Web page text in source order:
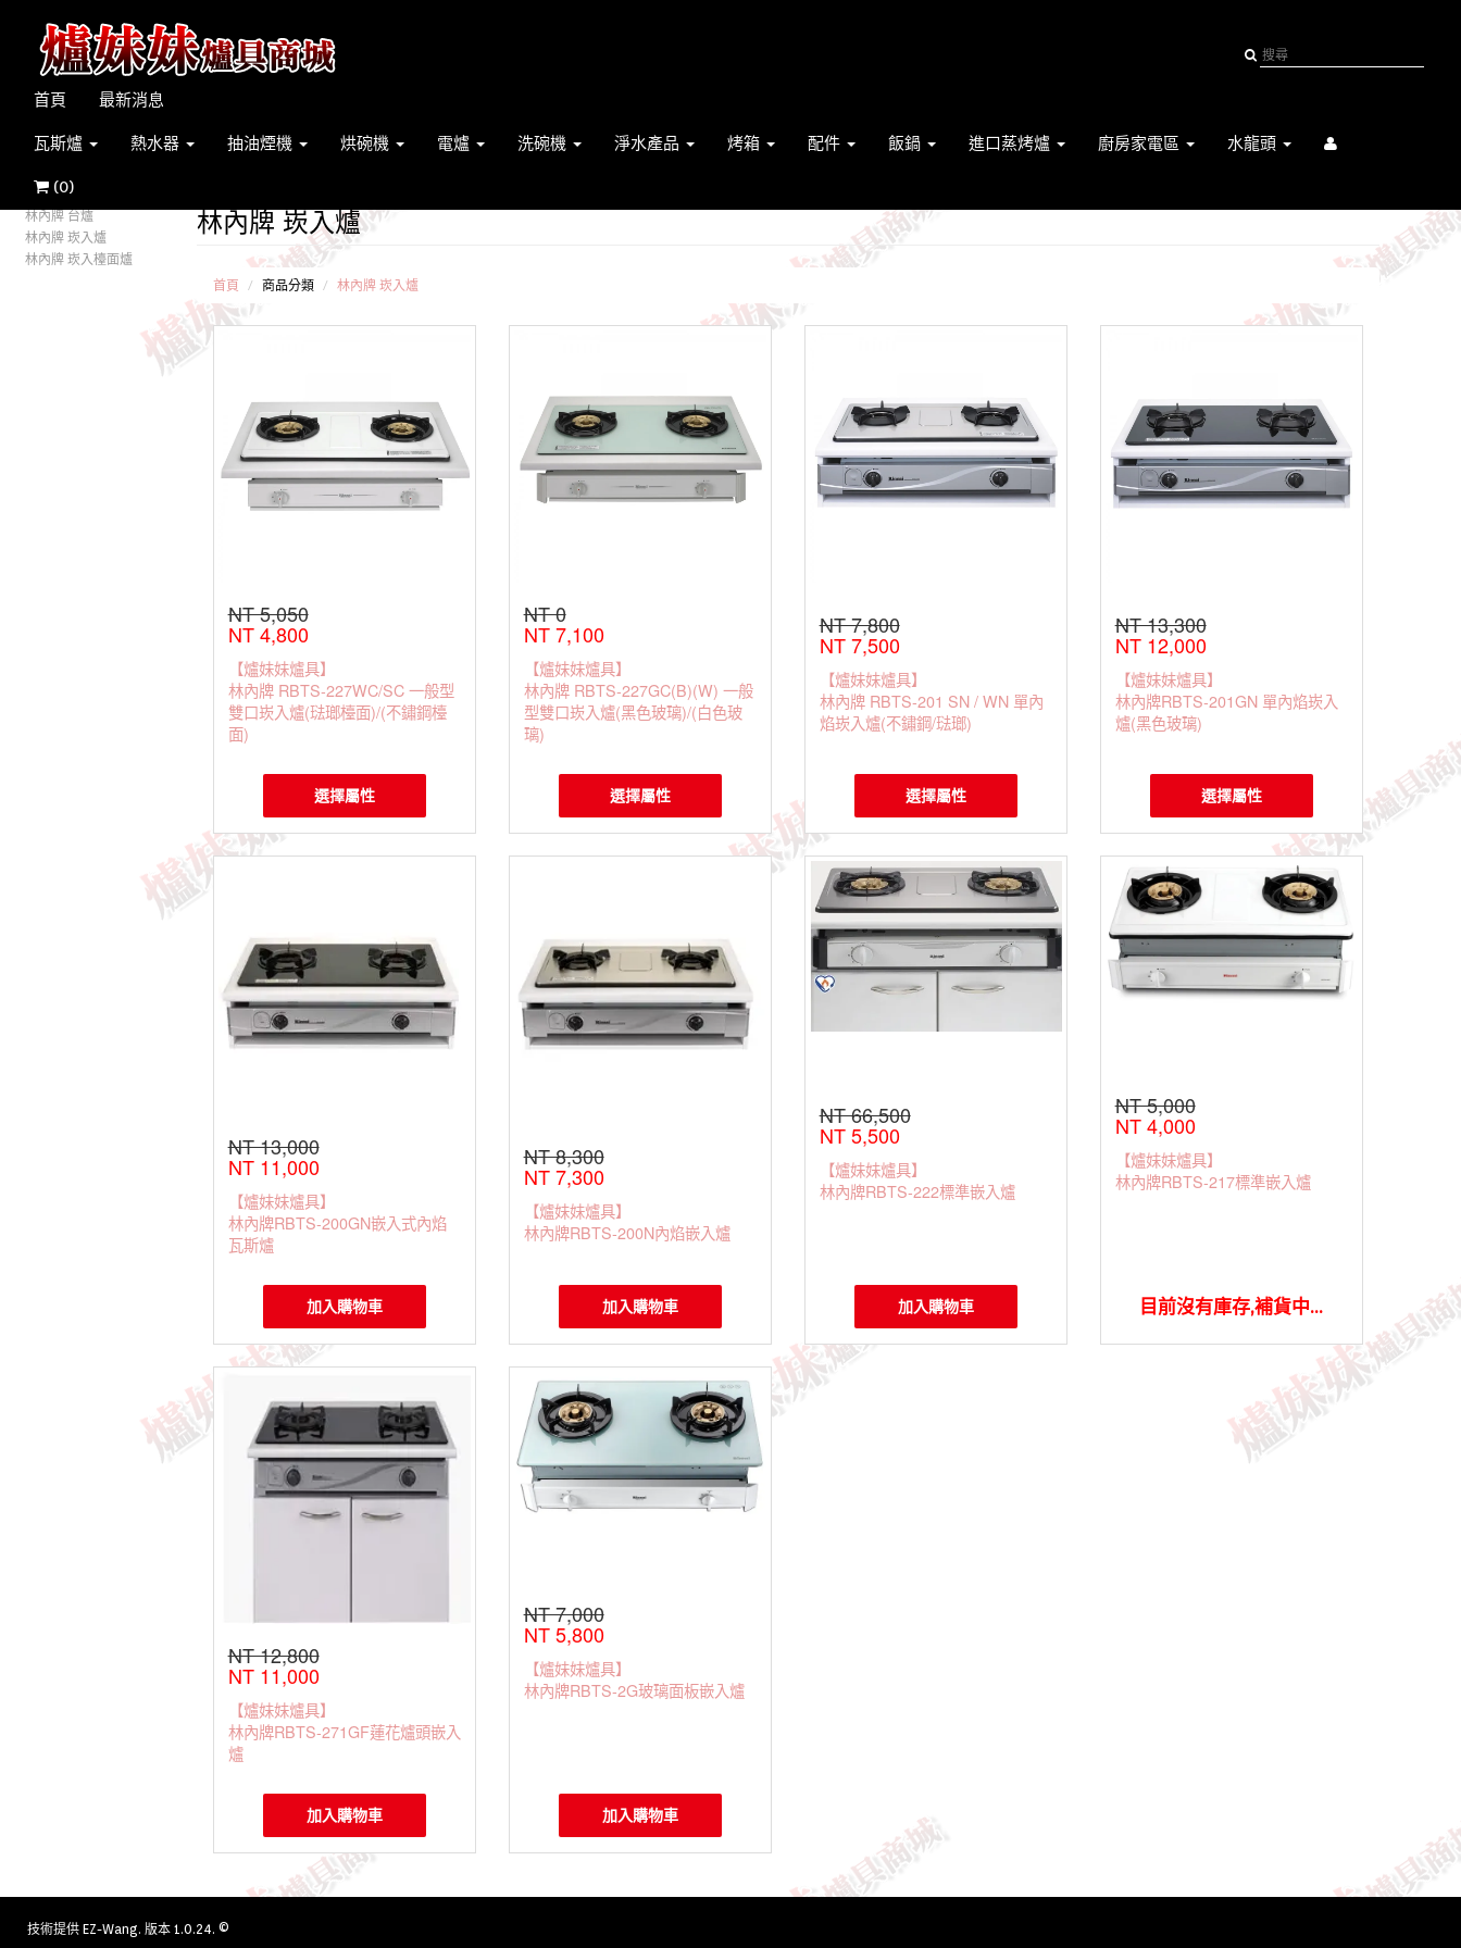
首頁 最新消息
瓦斯爐 熱水器 抽油煙機 烘碗機 電爐 洗碗機 淨水產品 烤箱 配件 飯鍋 進口蒸烤爐 廚房家電區 水龍頭
(0)
林內牌 台爐
林內牌 崁入爐
林內牌 崁入檯面爐
林內牌 崁入爐
首頁 商品分類 林內牌 崁入爐
NT 5,050
NT 4,800
【爐妹妹爐具】
林內牌 RBTS-227WC/SC 一般型
雙口崁入爐(琺瑯檯面)/(不鏽鋼檯
面)
選擇屬性
NT 0
NT 7,100
【爐妹妹爐具】
林內牌 RBTS-227GC(B)(W) 一般
型雙口崁入爐(黑色玻璃)/(白色玻
璃)
選擇屬性
NT 7,800
NT 7,500
【爐妹妹爐具】
林內牌 RBTS-201 SN / WN 單內
焰崁入爐(不鏽鋼/琺瑯)
選擇屬性
NT 13,300
NT 12,000
【爐妹妹爐具】
林內牌RBTS-201GN 單內焰崁入
爐(黑色玻璃)
選擇屬性
NT 13,000
NT 11,000
【爐妹妹爐具】
林內牌RBTS-200GN嵌入式內焰
瓦斯爐
加入購物車
NT 8,300
NT 7,300
【爐妹妹爐具】
林內牌RBTS-200N內焰嵌入爐
加入購物車
NT 66,500
NT 5,500
【爐妹妹爐具】
林內牌RBTS-222標準嵌入爐
加入購物車
NT 5,000
NT 4,000
【爐妹妹爐具】
林內牌RBTS-217標準嵌入爐
目前沒有庫存,補貨中...
NT 12,800
NT 11,000
【爐妹妹爐具】
林內牌RBTS-271GF蓮花爐頭嵌入
爐
加入購物車
NT 7,000
NT 5,800
【爐妹妹爐具】
林內牌RBTS-2G玻璃面板嵌入爐
加入購物車
技術提供 EZ-Wang. 版本 1.0.24. ©